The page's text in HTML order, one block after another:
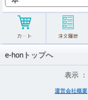
e-honトップへ
表示 ：
運営会社概要